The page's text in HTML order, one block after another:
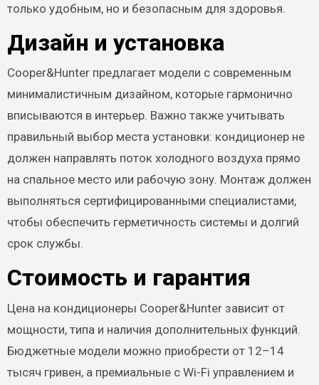
только удобным, но и безопасным для здоровья.
Дизайн и установка
Cooper&Hunter предлагает модели с современным
минималистичным дизайном, которые гармонично
вписываются в интерьер. Важно также учитывать
правильный выбор места установки: кондиционер не
должен направлять поток холодного воздуха прямо
на спальное место или рабочую зону. Монтаж должен
выполняться сертифицированными специалистами,
чтобы обеспечить герметичность системы и долгий
срок службы.
Стоимость и гарантия
Цена на кондиционеры Cooper&Hunter зависит от
мощности, типа и наличия дополнительных функций.
Бюджетные модели можно приобрести от 12–14
тысяч гривен, а премиальные с Wi-Fi управлением и